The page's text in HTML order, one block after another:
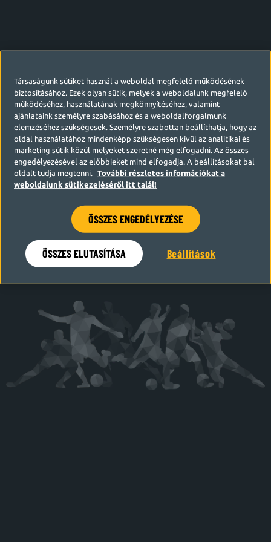
Hamarosan visszatérünk
Társaságunk sütiket használ a weboldal megfelelő működésének
biztosításához. Ezek olyan sütik, melyek a weboldalunk megfelelő
működéséhez, használatának megkönnyítéséhez, valamint
ajánlataink személyre szabásához és a weboldalforgalmunk
elemzéséhez szükségesek. Személyre szabottan beállíthatja, hogy az
oldal használatához mindenképp szükségesen kívül az analitikai és
marketing sütik közül melyeket szeretné még elfogadni. Az összes
engedélyezésével az előbbieket mind elfogadja. A beállításokat bal
oldalt tudja megtenni.
További részletes információkat a
weboldalunk sütikezeléséről itt talál!
ÖSSZES ENGEDÉLYEZÉSE
ÖSSZES ELUTASÍTÁSA Beállítások